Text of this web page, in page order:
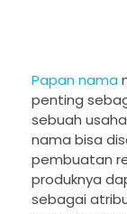
Papan nama
penting
sebuah
nama bisa
pembuatan
produknya
sebagai